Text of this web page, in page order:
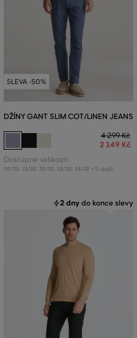
SLEVA -50%
DŽÍNY GANT SLIM COT/LINEN JEANS
4 299 Kč
2 149 Kč
Dostupné velikosti:
30/32 31/32 32/32 33/32 34/32 +9 další
2 dny do konce slevy